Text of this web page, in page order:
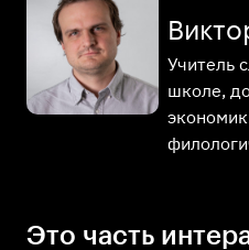
Это часть
Учитель
школе,